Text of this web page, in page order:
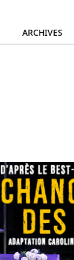
ARCHIVES